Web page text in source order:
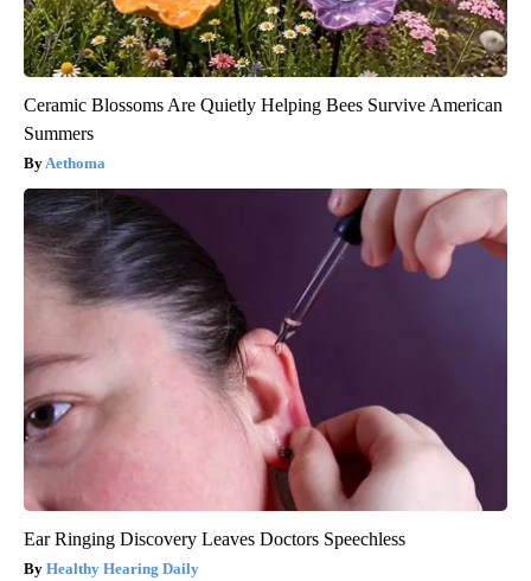
Ceramic Blossoms Are Quietly Helping Bees Survive American
Summers
Aethoma
Ear Ringing Discovery Leaves Doctors Speechless
Healthy Hearing Daily